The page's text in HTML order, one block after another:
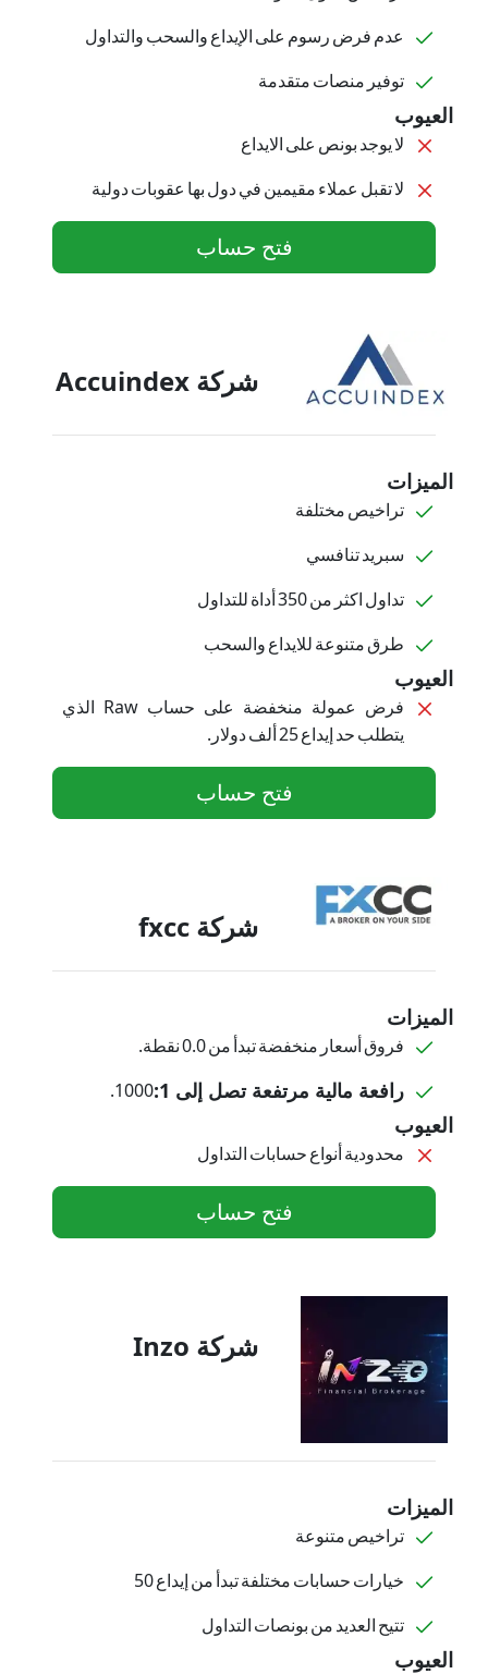
عدم فرض رسوم على الإيداع والسحب والتداول
توفير منصات متقدمة
العيوب
لا يوجد بونص على الايداع
لا تقبل عملاء مقيمين في دول بها عقوبات دولية
فتح حساب
شركة Accuindex
الميزات
تراخيص مختلفة
سبريد تنافسي
تداول اكثر من 350 أداة للتداول
طرق متنوعة للايداع والسحب
العيوب
فرض عمولة منخفضة على حساب Raw الذي
يتطلب حد إيداع 25 ألف دولار.
فتح حساب
شركة fxcc
الميزات
فروق أسعار منخفضة تبدأ من 0.0 نقطة.
رافعة مالية مرتفعة تصل إلى 1: 1000.
العيوب
محدودية أنواع حسابات التداول
فتح حساب
شركة Inzo
الميزات
تراخيص متنوعة
خيارات حسابات مختلفة تبدأ من إيداع 50
تتيح العديد من بونصات التداول
العيوب